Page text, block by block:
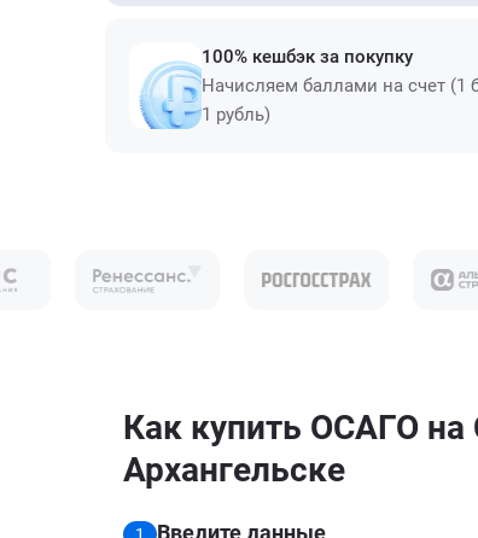
100% кешбэк за покупку
Начисляем баллами на счет (1
1 рубль)
Как купить ОСАГО на
Архангельске
Введите данные